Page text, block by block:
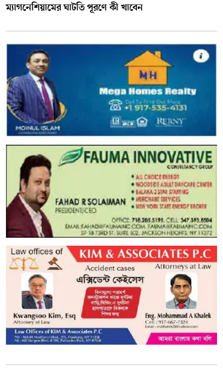
ম্যাগনেশিয়ামের ঘাটতি পূরণে কী খাবেন